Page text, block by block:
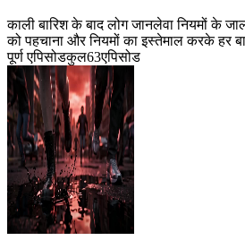
काली बारिश के बाद लोग जानलेवा नियमों
को पहचाना और नियमों का इस्तेमाल करके हर
पूर्ण एपिसोडकुल63एपिसोड